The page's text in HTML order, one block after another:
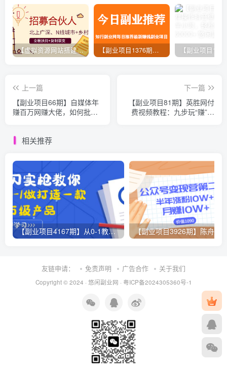
【虚拟资源网站搭建服务】加盟本站系统，做一个和本站一样的独立网站，躺赚的项目 【副业项目1376期】龟课最新闲鱼项目玩法实战教程_全新升级月收益几千到几万
上一篇
【副业项目66期】自媒体年
赚百万网赚大佬，如何批量
下一篇
【副业项目81期】英胜网付
费视频教程：九步玩“赚”微
相关推荐
【副业项目4167期】从0-1教你打造一款千万级产品：策略产品能力+市场分析+竞品分析
友链申请： 免责声明 广告合作 关于我们
Copyright © 2024 · 悠闲副业网 · 粤ICP备2024305360号-1